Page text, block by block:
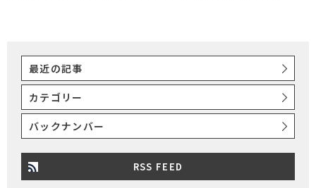
最近の記事
カテゴリー
バックナンバー
RSS FEED